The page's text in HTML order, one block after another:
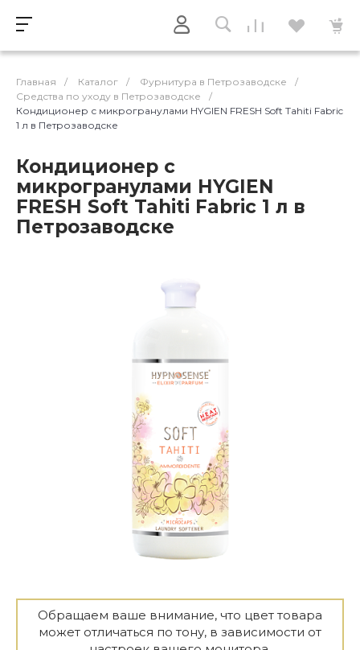
Главная / Каталог / Фурнитура в Петрозаводске
/
Средства по уходу в Петрозаводске
/
Кондиционер с микрогранулами HYGIEN FRESH Soft Tahiti Fabric
1 л в Петрозаводске
Кондиционер с
микрогранулами HYGIEN
FRESH Soft Tahiti Fabric 1 л в
Петрозаводске
Обращаем ваше внимание, что цвет товара
может отличаться по тону, в зависимости от